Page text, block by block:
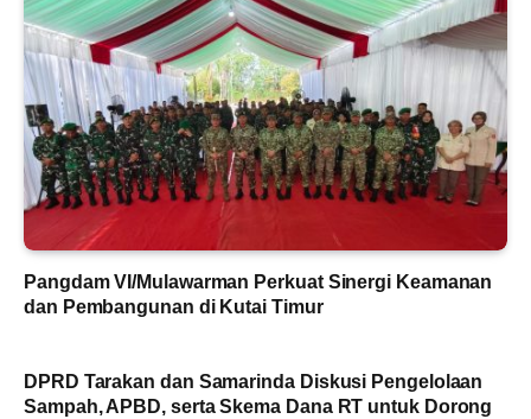
Pangdam VI/Mulawarman Perkuat Sinergi Keamanan
dan Pembangunan di Kutai Timur
DPRD Tarakan dan Samarinda Diskusi Pengelolaan
Sampah, APBD, serta Skema Dana RT untuk Dorong